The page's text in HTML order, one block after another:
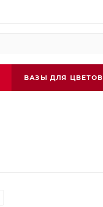
ВАЗЫ ДЛЯ ЦВЕТОВ